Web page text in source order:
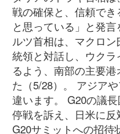
戦の確保と、信頼で
と思っている」と発
ルツ首相は、マクロ
統領と対話し、ウク
るよう、南部の主要
た（5/28）。 アジア
違います。 G20の議
停戦を訴え、日米に
G20サミットへの招待